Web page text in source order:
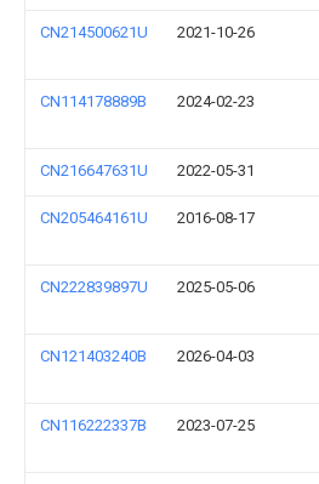
CN214500621U 2021-10-26
CN114178889B 2024-02-23
CN216647631U 2022-05-31
CN205464161U 2016-08-17
CN222839897U 2025-05-06
CN121403240B 2026-04-03
CN116222337B 2023-07-25